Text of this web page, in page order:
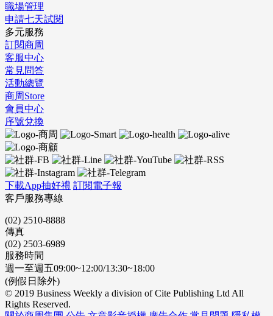
職場管理
申請七天試閱
多元服務
訂閱商周
客服中心
常見問答
活動總覽
商周Store
會員中心
序號兌換
下載App抽好禮 訂閱電子報
客戶服務專線
(02) 2510-8888
傳真
(02) 2503-6989
服務時間
週一至週五09:00~12:00/13:30~18:00
(例假日除外)
© 2019 Business Weekly a division of Cite Publishing Ltd All
Rights Reserved.